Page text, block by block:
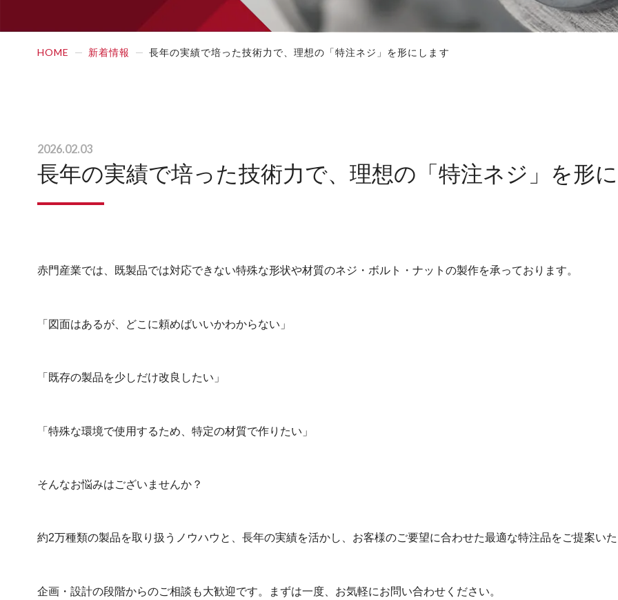
HOME 新着情報 長年の実績で培った技術力で、理想の「特注ネジ」を形にします
2026.02.03
長年の実績で培った技術力で、理想の「特注ネジ」を形
赤門産業では、既製品では対応できない特殊な形状や材質のネジ・ボルト・ナットの製作を承っております。
「図面はあるが、どこに頼めばいいかわからない」
「既存の製品を少しだけ改良したい」
「特殊な環境で使用するため、特定の材質で作りたい」
そんなお悩みはございませんか？
約2万種類の製品を取り扱うノウハウと、長年の実績を活かし、お客様のご要望に合わせた最適な特注品をご提案い
企画・設計の段階からのご相談も大歓迎です。まずは一度、お気軽にお問い合わせください。